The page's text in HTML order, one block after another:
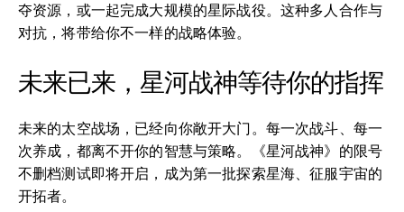
夺资源，或一起完成大规模的星际战役。这种多人合作与
对抗，将带给你不一样的战略体验。
未来已来，星河战神等待你的指挥
未来的太空战场，已经向你敞开大门。每一次战斗、每一
次养成，都离不开你的智慧与策略。《星河战神》的限号
不删档测试即将开启，成为第一批探索星海、征服宇宙的
开拓者。